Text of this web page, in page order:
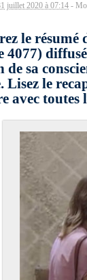
juillet 2020 à 07:14 -
le
4077)
de sa
Lisez le
avec toutes